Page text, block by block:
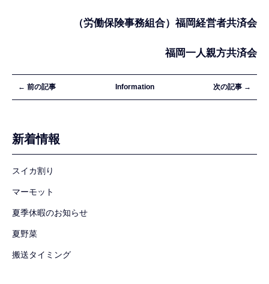
（労働保険事務組合）福岡経営者共済会
福岡一人親方共済会
← 前の記事 Information 次の記事 →
新着情報
スイカ割り
マーモット
夏季休暇のお知らせ
夏野菜
搬送タイミング